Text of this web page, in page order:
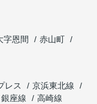
字恩間
赤山町
レス
京浜東北線
銀座線
高崎線